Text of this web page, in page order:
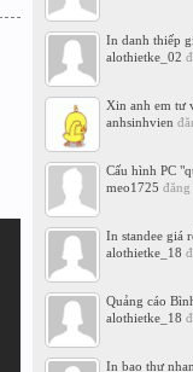
In danh thiếp
alothietke_02
Xin anh em tư
anhsinhvien
Cấu hình PC
meo1725 đăng
In standee giá
alothietke_18
Quảng cáo
alothietke_18
In bao thư